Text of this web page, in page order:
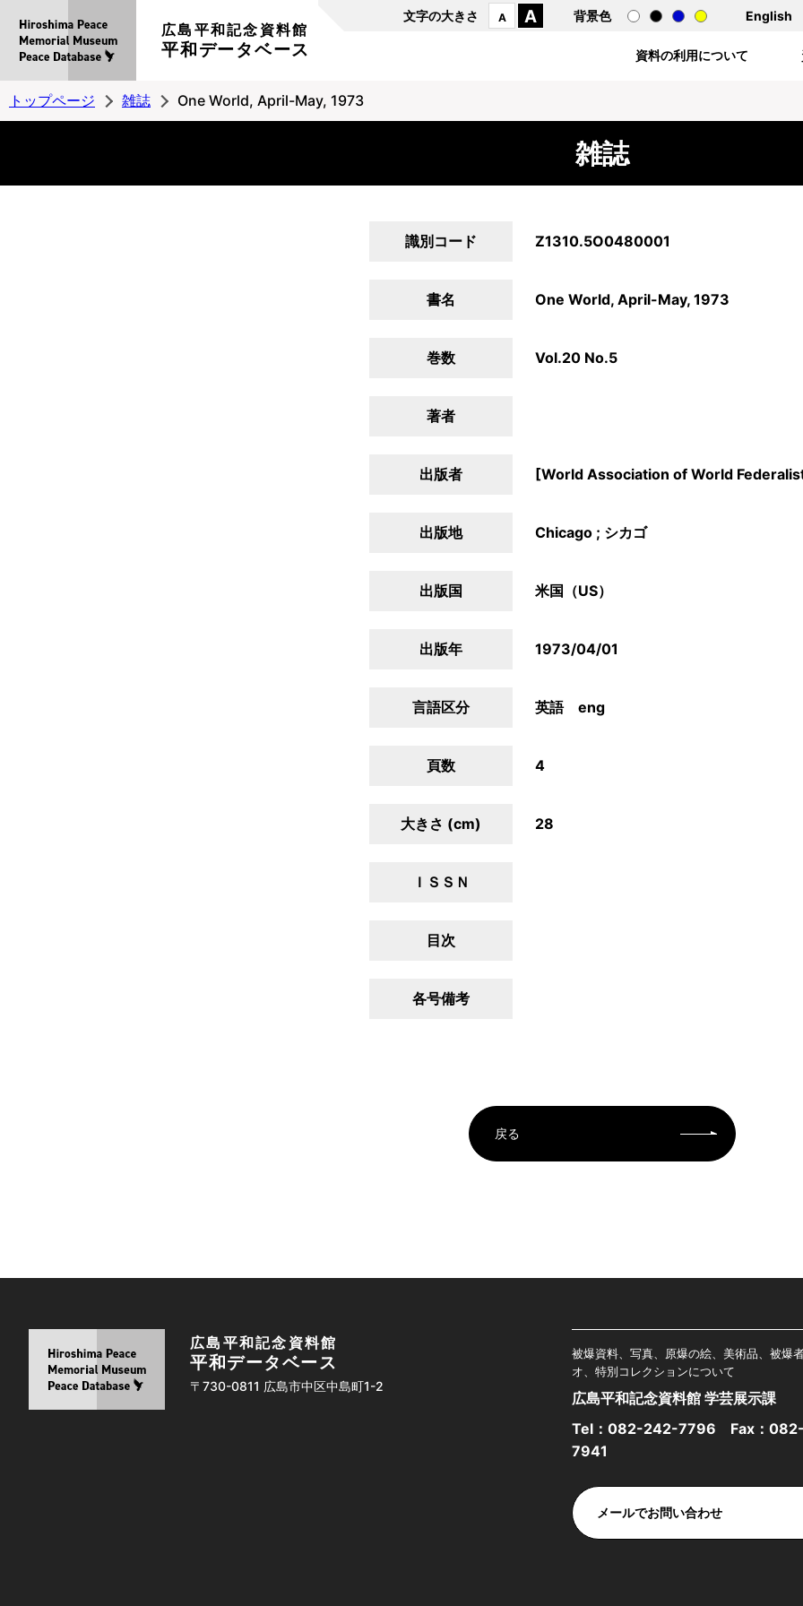
広島平和記念資料館
平和データベース
文字の大きさ A A 背景色 English
資料の利用について
トップページ 雑誌 One World, April-May, 1973
雑誌
識別コード Z1310.5O0480001
書名 One World, April-May, 1973
巻数 Vol.20 No.5
著者
出版者 [World Association of World
出版地 Chicago ; シカゴ
出版国 米国（US）
出版年 1973/04/01
言語区分 英語 eng
頁数 4
大きさ (cm) 28
ＩＳＳＮ
目次
各号備考
戻る
広島平和記念資料館
平和データベース
〒730-0811 広島市中区中島町1-2
被爆資料、写真、原爆の絵、美術品、被爆
オ、特別コレクションについて
広島平和記念資料館 学芸展示課
Tel： 082-242-7796 Fax：
7941
メールでお問い合わせ